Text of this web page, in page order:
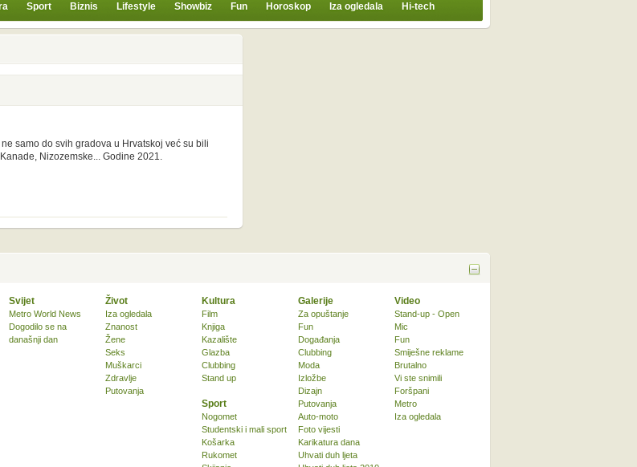
Sport Biznis Lifestyle Showbiz Fun Horoskop Iza ogledala Hi-tech
samo do svih gradova u Hrvatskoj već su bili
Nizozemske... Godine 2021.
Svijet
Metro World News
Dogodilo se na
današnji dan
Život
Iza ogledala
Znanost
Žene
Seks
Muškarci
Zdravlje
Putovanja
Kultura
Film
Knjiga
Kazalište
Glazba
Clubbing
Stand up
Sport
Nogomet
Studentski i mali sport
Košarka
Rukomet
Galerije
Za opuštanje
Fun
Događanja
Clubbing
Moda
Izložbe
Dizajn
Putovanja
Auto-moto
Foto vijesti
Karikatura dana
Uhvati duh ljeta
Video
Stand-up - Open
Mic
Fun
Smiješne reklame
Brutalno
Vi ste snimili
Foršpani
Metro
Iza ogledala